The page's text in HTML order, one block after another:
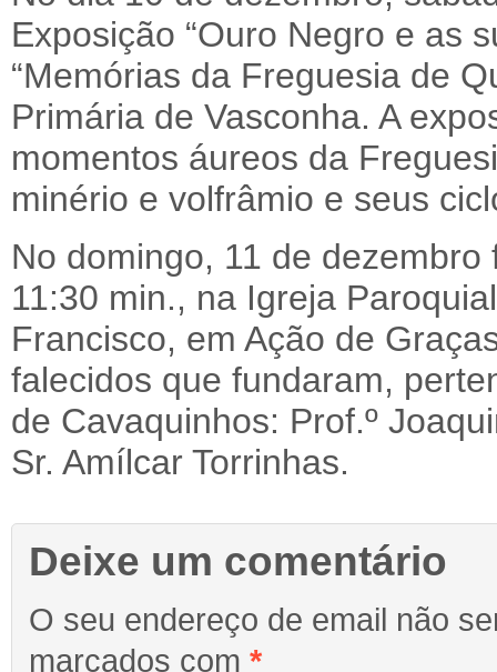
Exposição “Ouro Negro e as
“Memórias da Freguesia de
Primária de Vasconha. A
momentos áureos da
minério e volfrâmio e seus
No domingo, 11 de
11:30 min., na Igreja
Francisco, em Ação de
falecidos que fundaram,
de Cavaquinhos: Prof.º
Sr. Amílcar Torrinhas.
Deixe um comentário
O seu endereço de email não
marcados com *